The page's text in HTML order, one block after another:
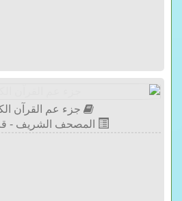
جزء عم القرآن
المصحف الشريف -